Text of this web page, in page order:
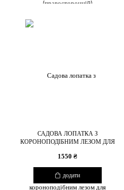
САДОВА ЛОПАТКА З
КОРОНОПОДІБНИМ ЛЕЗОМ ДЛЯ
1550 ₴
додати